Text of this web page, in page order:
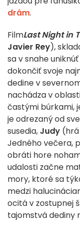
drám.
FilmLast Night in
Javier Rey),
sa v snahe
dokončiť svoje
dedine v
nachádza v
častými búrkami,
je odrezaný od
susedia, Judy (hrá
Jedného večera,
obráti hore
udalosti začne
mory, ktoré sa
medzi
ocitá v zostupnej
tajomstvá dediny